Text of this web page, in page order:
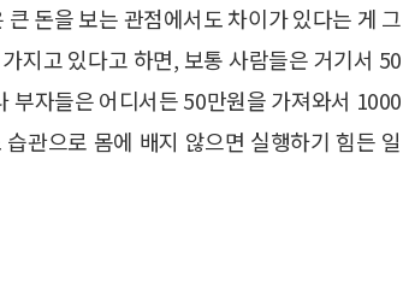
돈을 보는 관점에서도 차이가 있다는 게 그
지고 있다고 하면, 보통 사람들은 거기서 50
부자들은 어디서든 50만원을 가져와서 1000
관으로 몸에 배지 않으면 실행하기 힘든 일